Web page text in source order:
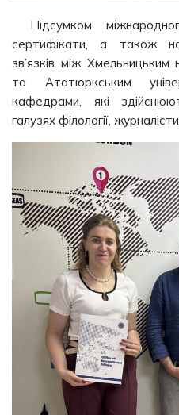
Підсумком
сертифікати, а також
зв’язків між Хмельницьким
та Ататюркським
кафедрами, які
галузях філології,